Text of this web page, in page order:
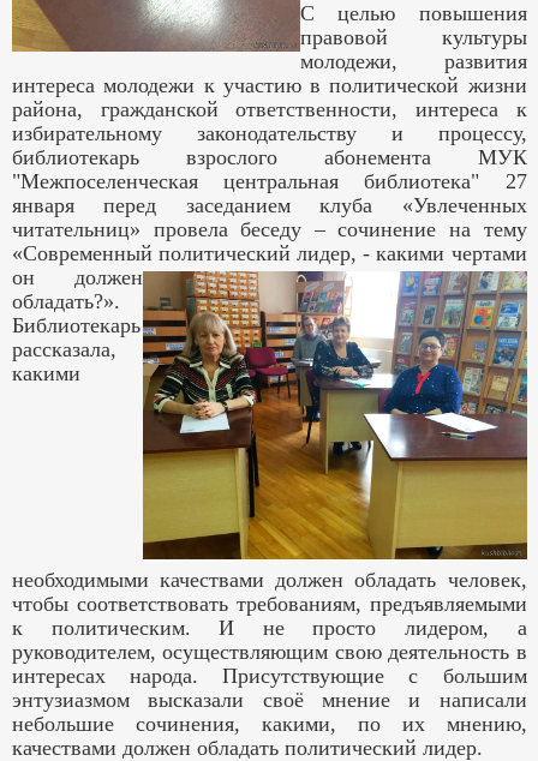
С целью повышения
правовой культуры
молодежи, развития
интереса молодежи к участию в политической жизни
района, гражданской ответственности, интереса к
избирательному законодательству и процессу,
библиотекарь взрослого абонемента МУК
"Межпоселенческая центральная библиотека" 27
января перед заседанием клуба «Увлеченных
читательниц» провела беседу – сочинение на тему
«Современный политический лидер, - какими чертами
он должен
обладать?».
Библиотекарь
рассказала,
какими
необходимыми качествами должен обладать человек,
чтобы соответствовать требованиям, предъявляемыми
к политическим. И не просто лидером, а
руководителем, осуществляющим свою деятельность в
интересах народа. Присутствующие с большим
энтузиазмом высказали своё мнение и написали
небольшие сочинения, какими, по их мнению,
качествами должен обладать политический лидер.